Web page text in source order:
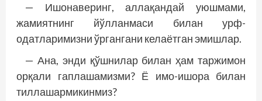
— Ишонаверинг, аллақандай уюшмами,
жамиятнинг йўлланмаси билан урф-
одатларимизни ўргангани келаётган эмишлар.
— Ана, энди қўшнилар билан ҳам таржимон
орқали гаплашамизми? Ё имо-ишора билан
тиллашармикинмиз?